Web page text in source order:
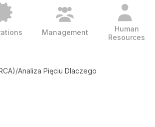
Management
Human
Resources
/Analiza Pięciu Dlaczego